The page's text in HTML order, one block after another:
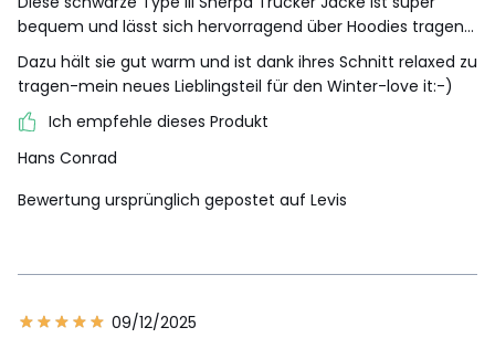
bequem und lässt sich hervorragend über Hoodies tragen…
Dazu hält sie gut warm und ist dank ihres Schnitt relaxed zu
tragen-mein neues Lieblingsteil für den Winter-love it:-)
Ich empfehle dieses Produkt
Hans Conrad
Bewertung ursprünglich gepostet auf Levis
09/12/2025